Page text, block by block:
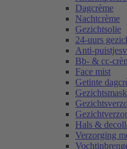
Dagcrème
Nachtcrème
Gezichtsolie
24-uurs
Anti-
Bb- & cc-
Face mist
Getinte
Hals &
Verzorging